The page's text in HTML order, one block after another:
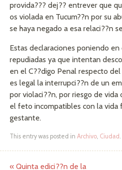
provida??? dej?? entrever que
os violada en Tucum??n por su
se haya negado a esa relaci??n
Estas declaraciones poniendo
repudiadas ya que intentan
en el C??digo Penal respecto
es legal la interrupci??n de un
por violaci??n, por riesgo de
el feto incompatibles con la vida
gestante.
This entry was posted in Archivo, Ciudad .
« Quinta edici??n de la